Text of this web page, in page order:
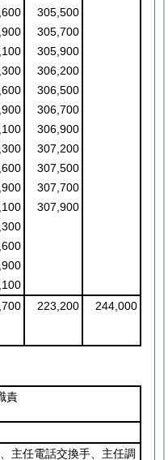
305,500
305,700
305,900
306,200
306,500
306,700
306,900
307,200
307,500
307,700
307,900
223,200 244,000
責
主任電話交換手、主任調